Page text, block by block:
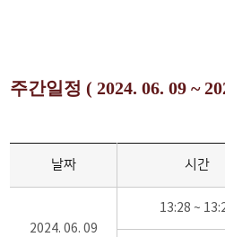
주간일정 ( 2024. 06. 09 ~
날짜 시간
2024. 06. 09
13:28 ~